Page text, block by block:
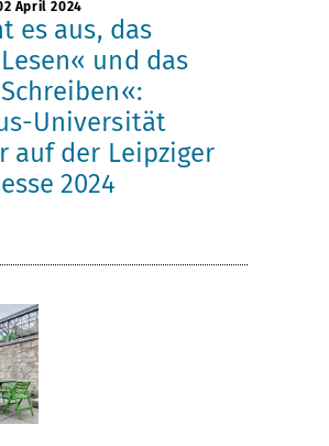
April 2024
es aus, das
und das
Universität
auf der Leipziger
2024